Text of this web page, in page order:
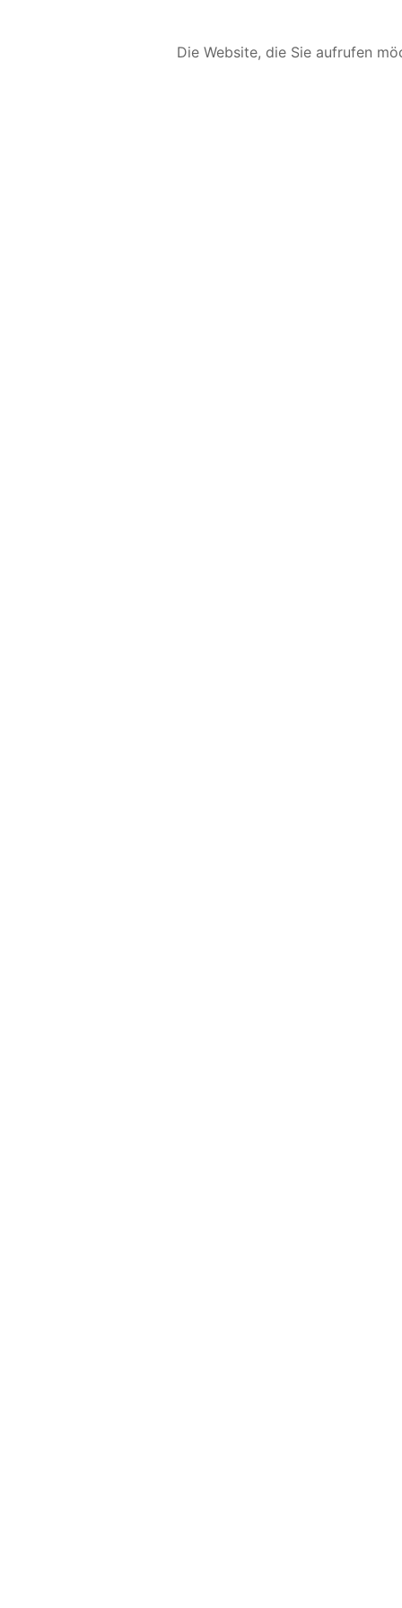
Die Website, die Sie aufrufen